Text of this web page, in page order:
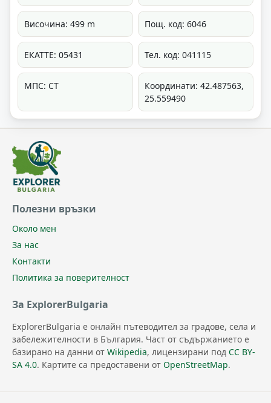
Височина: 499 m Пощ. код: 6046
ЕКАТТЕ: 05431 Тел. код: 041115
МПС: СТ
Координати: 42.487563,
25.559490
Полезни връзки
Около мен
За нас
Контакти
Политика за поверителност
За ExplorerBulgaria
ExplorerBulgaria е онлайн пътеводител за градове, села и
забележителности в България. Част от съдържанието е
базирано на данни от Wikipedia, лицензирани под CC BY-
SA 4.0. Картите са предоставени от OpenStreetMap.